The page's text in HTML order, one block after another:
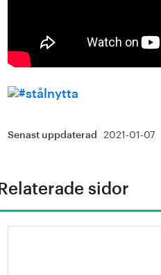
Senast uppdaterad 2021-01-07
Relaterade sidor